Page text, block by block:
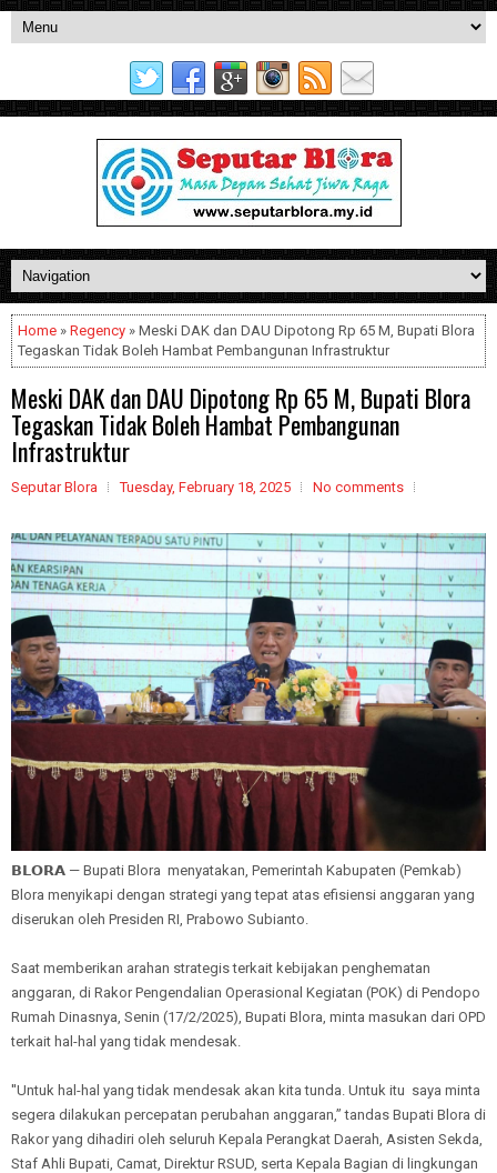
Home » Regency » Meski DAK dan DAU Dipotong Rp 65 M, Bupati Blora
Tegaskan Tidak Boleh Hambat Pembangunan Infrastruktur
Meski DAK dan DAU Dipotong Rp 65 M, Bupati Blora
Tegaskan Tidak Boleh Hambat Pembangunan
Infrastruktur
Seputar Blora Tuesday, February 18, 2025 No comments
𝗕𝗟𝗢𝗥𝗔 — Bupati Blora menyatakan, Pemerintah Kabupaten (Pemkab)
Blora menyikapi dengan strategi yang tepat atas efisiensi anggaran yang
diserukan oleh Presiden RI, Prabowo Subianto.
Saat memberikan arahan strategis terkait kebijakan penghematan
anggaran, di Rakor Pengendalian Operasional Kegiatan (POK) di Pendopo
Rumah Dinasnya, Senin (17/2/2025), Bupati Blora, minta masukan dari OPD
terkait hal-hal yang tidak mendesak.
''Untuk hal-hal yang tidak mendesak akan kita tunda. Untuk itu saya minta
segera dilakukan percepatan perubahan anggaran,” tandas Bupati Blora di
Rakor yang dihadiri oleh seluruh Kepala Perangkat Daerah, Asisten Sekda,
Staf Ahli Bupati, Camat, Direktur RSUD, serta Kepala Bagian di lingkungan